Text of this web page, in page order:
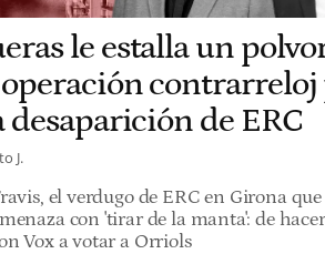
le estalla un
contrarreloj
desaparición de ERC
J.
el verdugo de ERC en Girona que
con 'tirar de la manta': de
Vox a votar a Orriols